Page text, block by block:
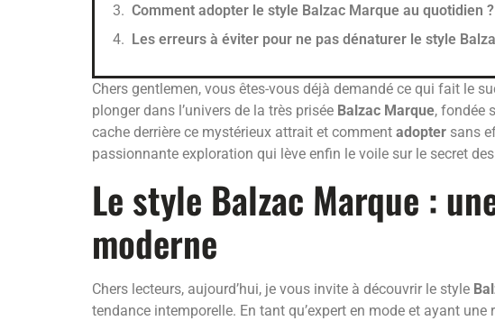
Comment adopter le style Balzac Marque au quotidien ?
Les erreurs à éviter pour ne pas dénaturer le style
Chers gentlemen, vous êtes-vous déjà demandé ce qui fait le
plonger dans l’univers de la très prisée Balzac Marque, fondée
cache derrière ce mystérieux attrait et comment adopter sans
passionnante exploration qui lève enfin le voile sur le secret
Le style Balzac Marque :
moderne
Chers lecteurs, aujourd’hui, je vous invite à découvrir le style
tendance intemporelle. En tant qu’expert en mode et ayant